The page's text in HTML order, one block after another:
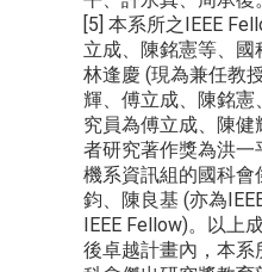
[5] 本系所之IEEE
立成、陳銘憲等、國
林逢慶 (現為兼任教
輝、傅立成、陳銘
究員為傅立成、陳
者研究著作獎為洪
機系資訊組的國科會
鈞、陳良基 (亦為
IEEE Fellow)。以上
後卓越計畫內，本系